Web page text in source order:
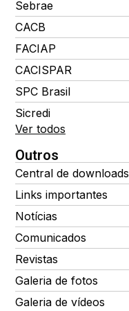
Sebrae
CACB
FACIAP
CACISPAR
SPC Brasil
Sicredi
Ver todos
Outros
Central de downloads
Links importantes
Notícias
Comunicados
Revistas
Galeria de fotos
Galeria de vídeos